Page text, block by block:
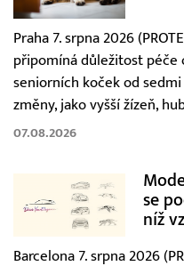
Praha 7. srpna 2026
připomíná důležitost péče
seniorních koček od
změny, jako vyšší žízeň,
07.08.2026
se
níž
Barcelona 7. srpna 2026